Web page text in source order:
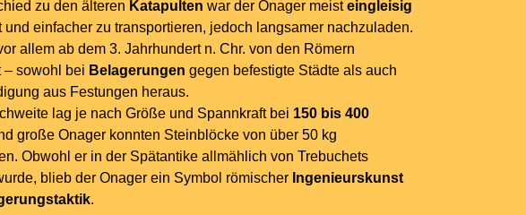
zu den älteren Katapulten war der Onager meisteingleisig
und einfacher zu transportieren, jedoch langsamer nachzuladen.
allem ab dem 3. Jahrhundert n. Chr. von den Römern
– sowohl bei Belagerungen gegen befestigte Städte als auch
aus Festungen heraus.
lag je nach Größe und Spannkraft bei 150 bis 400
große Onager konnten Steinblöcke von über 50 kg
Obwohl er in der Spätantike allmählich von Trebuchets
blieb der Onager ein Symbol römischer Ingenieurskunst
.